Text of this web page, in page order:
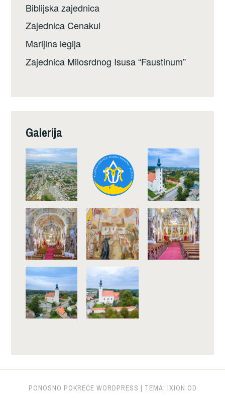
Biblijska zajednica
Zajednica Cenakul
Marijina legija
Zajednica Milosrdnog Isusa “Faustinum”
Galerija
PONOSNO POKREĆE WORDPRESS | TEMA: IXION OD